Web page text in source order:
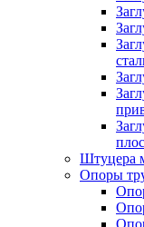
Штуцера
Опоры